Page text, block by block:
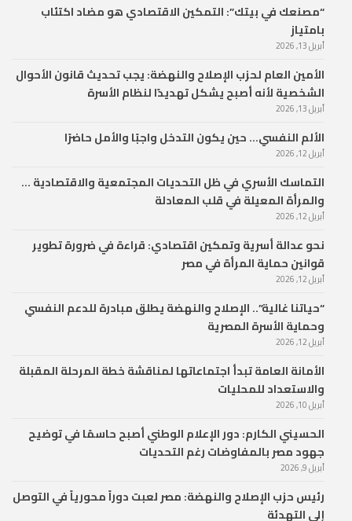
“مصنعك في بيتك”: التمكين الاقتصادي هو مضاد اكتئاب
بامتياز
أبريل 13, 2026
الأمين العام لحزب الإصلاح والنهضة: يجب تحديث قانون الأحوال
الشخصية لأنه أصبح يشكل تهديدًا لنظام الأسرة
أبريل 13, 2026
الألم النفسي… حين يكون التدخل واجبًا والأمل حاضرًا
أبريل 12, 2026
التماسك الأسري في ظل التحديات المجتمعية والاقتصادية …
والمرأة المعيلة في قلب المعادلة
أبريل 12, 2026
نحو عدالة أسرية وتمكين اقتصادي: قراءة في ضرورة تطوير
قوانين حماية المرأة في مصر
أبريل 12, 2026
“حياتنا غالية”.. الإصلاح والنهضة يطلق مبادرة للدعم النفسي
وحماية الأسرة المصرية
أبريل 12, 2026
الأمانة العامة تبدأ اجتماعاتها لمناقشة خطة المرحلة المقبلة
والاستعداد للمحليات
أبريل 10, 2026
الحسيني الكارم: دور الإعلام الوطني أصبح حاسمًا في توضيح
جهود مصر بالمفاوضات رغم التحديات
أبريل 9, 2026
رئيس حزب الإصلاح والنهضة: مصر لعبت دوراً محورياً في التوصل
إلى التهدئة